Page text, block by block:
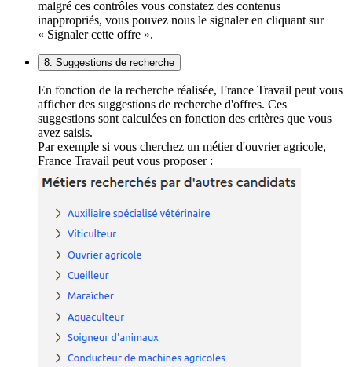
malgré ces contrôles vous constatez des contenus
inappropriés, vous pouvez nous le signaler en cliquant sur
« Signaler cette offre ».
8. Suggestions de recherche
En fonction de la recherche réalisée, France Travail peut vous
afficher des suggestions de recherche d'offres. Ces
suggestions sont calculées en fonction des critères que vous
avez saisis.
Par exemple si vous cherchez un métier d'ouvrier agricole,
France Travail peut vous proposer :